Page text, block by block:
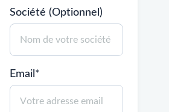
Société (Optionnel)
Email*